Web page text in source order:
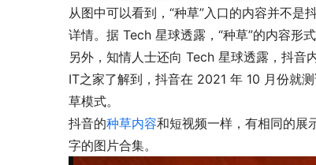
从图中可以看到，“种草”入口的内容并不
详情。据 Tech 星球透露，“种草”的内容形
另外，知情人士还向 Tech 星球透露，抖音
IT之家了解到，抖音在 2021 年 10 月份就测
草模式。
抖音的种草内容和短视频一样，有相同的展
字的图片合集。